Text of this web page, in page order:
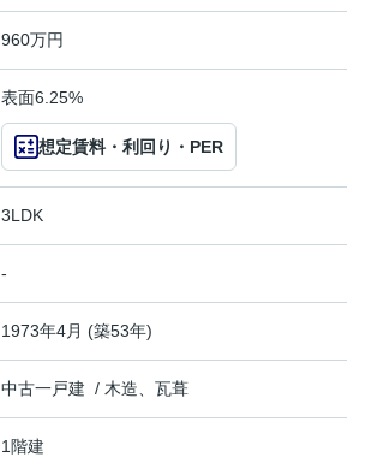
960万円
表面6.25%
想定賃料・利回り・PER
3LDK
-
1973年4月 (築53年)
中古一戸建 / 木造、瓦葺
1階建